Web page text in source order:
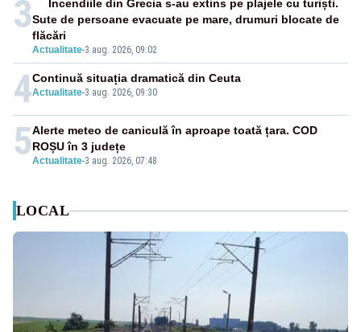
3
Actualitate-3 aug. 2026, 09:02
Incendiile din Grecia s-au extins pe plajele cu turiști.
Sute de persoane evacuate pe mare, drumuri blocate de
flăcări
4Actualitate-3 aug. 2026, 09:30
Continuă situația dramatică din Ceuta
5Actualitate-3 aug. 2026, 07:48
Alerte meteo de caniculă în aproape toată țara. COD
ROȘU în 3 județe
LOCAL